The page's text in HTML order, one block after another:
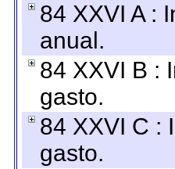
84 XXVI A :
anual.
84 XXVI B :
gasto.
84 XXVI C :
gasto.